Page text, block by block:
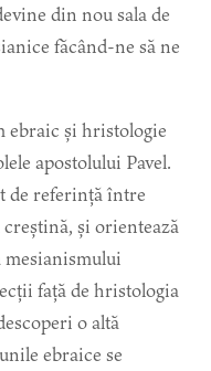
din nou sala de
făcând-ne să ne
ebraic și hristologie
apostolului Pavel.
de referință între
și orientează
mesianismului
față de hristologia
o altă
ebraice se